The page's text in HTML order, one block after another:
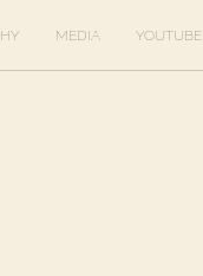
MEDIA YOUTUBE